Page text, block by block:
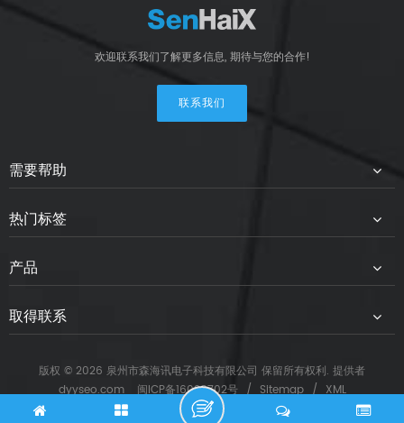
欢迎联系我们了解更多信息, 期待与您的合作!
联系我们
需要帮助
热门标签
产品
取得联系
版权 © 2026 泉州市森海讯电子科技有限公司 保留所有权利. 提供者
dyyseo.com
闽ICP备16028702号 / Sitemap / XML